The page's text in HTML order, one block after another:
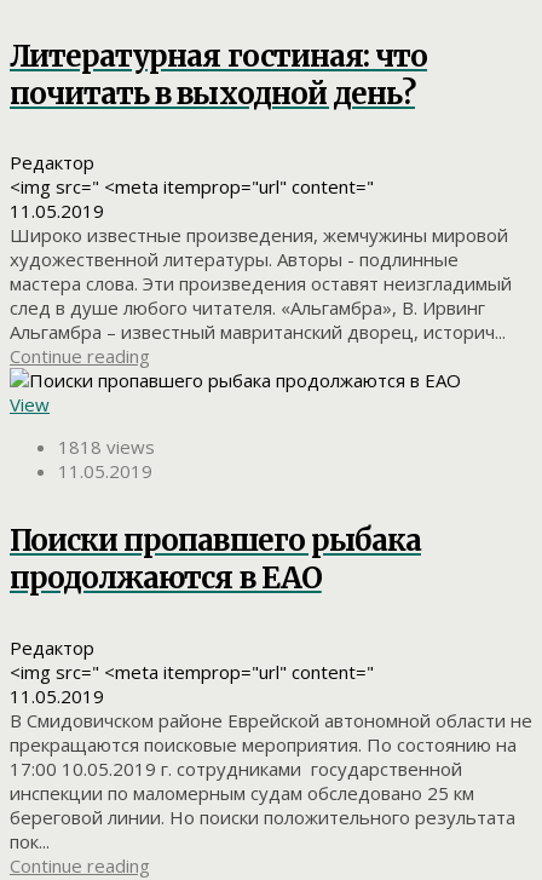
Литературная гостиная: что
почитать в выходной день?
Редактор
<img src=" <meta itemprop="url" content="
11.05.2019
Широко известные произведения, жемчужины мировой
художественной литературы. Авторы - подлинные
мастера слова. Эти произведения оставят неизгладимый
след в душе любого читателя. «Альгамбра», В. Ирвинг
Альгамбра – известный мавританский дворец, историч...
Continue reading
View
1818 views
11.05.2019
Поиски пропавшего рыбака
продолжаются в ЕАО
Редактор
<img src=" <meta itemprop="url" content="
11.05.2019
В Смидовичском районе Еврейской автономной области не
прекращаются поисковые мероприятия. По состоянию на
17:00 10.05.2019 г. сотрудниками государственной
инспекции по маломерным судам обследовано 25 км
береговой линии. Но поиски положительного результата
пок...
Continue reading